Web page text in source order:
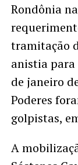
Rondônia
tramitação
anistia para
de janeiro
Poderes
golpistas,
A